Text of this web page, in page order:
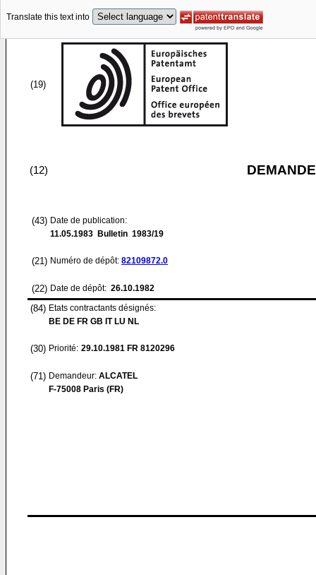
Translate this text into
(19)
(12)
(43) Date de publication:
11.05.1983 Bulletin 1983/19
(21) Numéro de dépôt: 82109872.0
(22) Date de dépôt: 26.10.1982
(84) Etats contractants désignés:
BE DE FR GB IT LU NL
(30) Priorité: 29.10.1981 FR 8120296
(71) Demandeur: ALCATEL
F-75008 Paris (FR)